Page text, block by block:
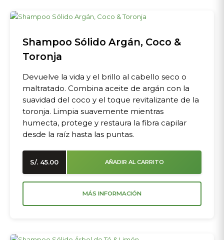
Shampoo Sólido Argán, Coco &
Toronja
Devuelve la vida y el brillo al cabello seco o
maltratado. Combina aceite de argán con la
suavidad del coco y el toque revitalizante de la
toronja. Limpia suavemente mientras
humecta, protege y restaura la fibra capilar
desde la raíz hasta las puntas.
S/. 45.00 AÑADIR AL CARRITO
MÁS INFORMACIÓN